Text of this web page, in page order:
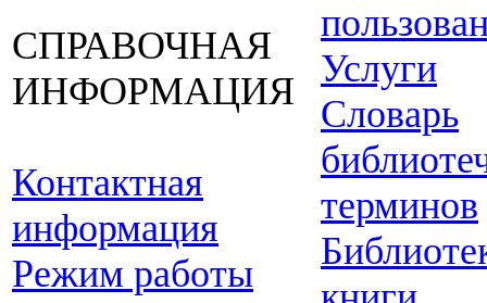
СПРАВОЧНАЯ
ИНФОРМАЦИЯ
Контактная
информация
Режим работы
Услуги
Словарь
терминов